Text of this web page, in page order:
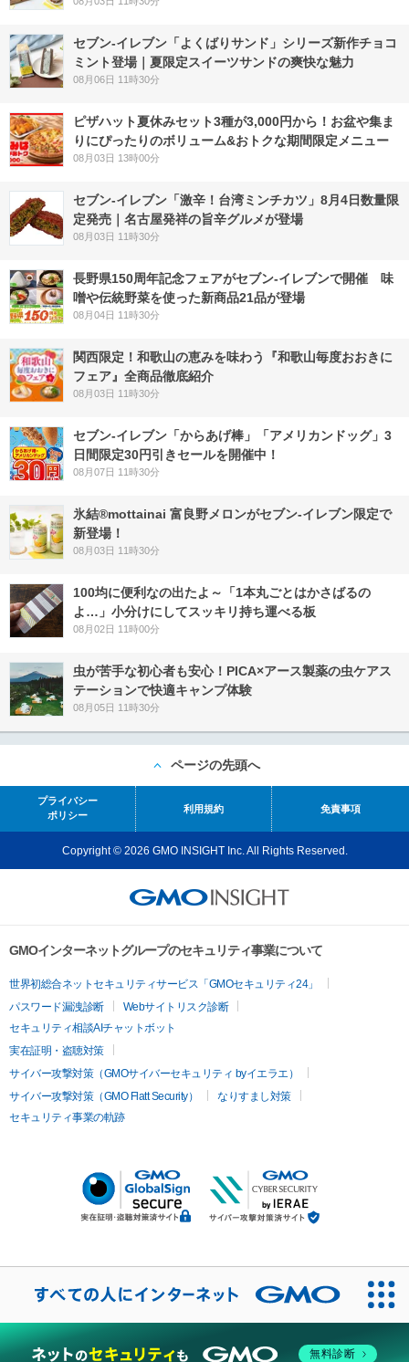
セブン‐イレブン「よくばりサンド」シリーズ新作チョコ
ミント登場｜夏限定スイーツサンドの爽快な魅力
08月06日 11時30分
ピザハット夏休みセット3種が3,000円から！お盆や集ま
りにぴったりのボリューム&おトクな期間限定メニュー
08月03日 13時00分
セブン-イレブン「激辛！台湾ミンチカツ」8月4日数量限
定発売｜名古屋発祥の旨辛グルメが登場
08月03日 11時30分
長野県150周年記念フェアがセブン-イレブンで開催 味
噌や伝統野菜を使った新商品21品が登場
08月04日 11時30分
関西限定！和歌山の恵みを味わう『和歌山毎度おおきに
フェア』全商品徹底紹介
08月03日 11時30分
セブン‐イレブン「からあげ棒」「アメリカンドッグ」3
日間限定30円引きセールを開催中！
08月07日 11時30分
氷結®mottainai 富良野メロンがセブン‐イレブン限定で
新登場！
08月03日 11時30分
100均に便利なの出たよ～「1本丸ごとはかさばるの
よ…」小分けにしてスッキリ持ち運べる板
08月02日 11時00分
虫が苦手な初心者も安心！PICA×アース製薬の虫ケアス
テーションで快適キャンプ体験
08月05日 11時30分
ページの先頭へ
プライバシー
ポリシー
利用規約 免責事項
Copyright © 2026 GMO INSIGHT Inc. All Rights Reserved.
GMOインターネットグループのセキュリティ事業について
世界初総合ネットセキュリティサービス「GMOセキュリティ24」
パスワード漏洩診断
Webサイトリスク診断
セキュリティ相談AIチャットボット
実在証明・盗聴対策
サイバー攻撃対策（GMOサイバーセキュリティ byイエラエ）
サイバー攻撃対策（GMO Flatt Security）
なりすまし対策
セキュリティ事業の軌跡
無料診断